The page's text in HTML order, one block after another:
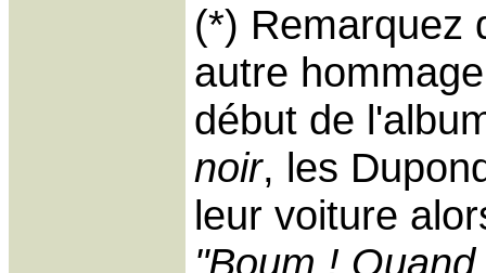
(*) Remarquez
autre
début de
noir, les
leur voiture
"Boum !